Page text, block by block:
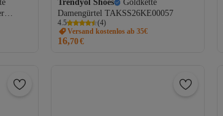
Trendyol Shoes
Goldkette
Damengürtel TAKSS26KE00057
4.5 (4)
Versand kostenlos ab 35€
16,70€